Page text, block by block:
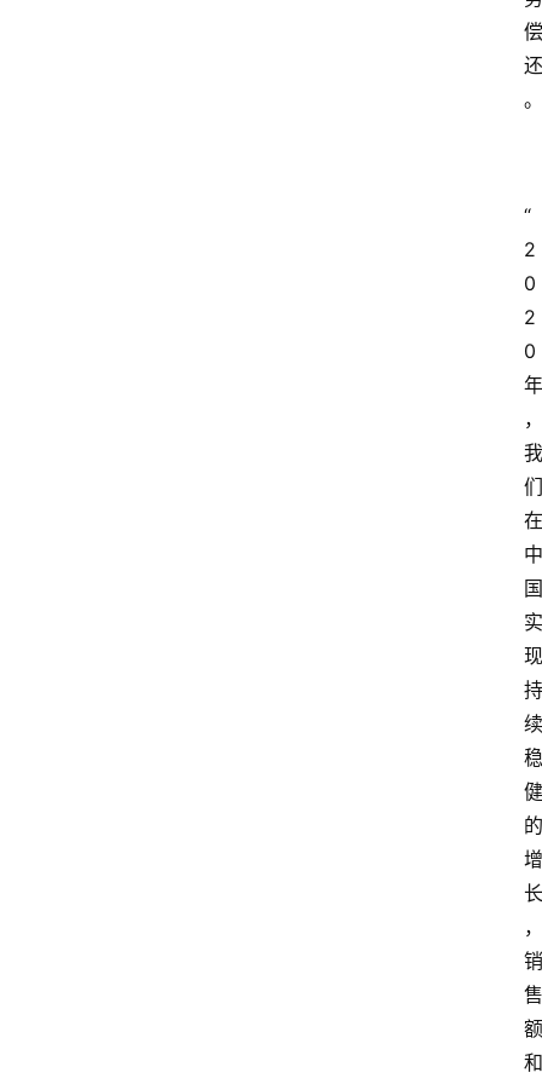
偿
还
。
“
2
0
2
0
年
，
我
们
在
中
国
实
现
持
续
稳
健
的
增
长
，
销
售
额
和